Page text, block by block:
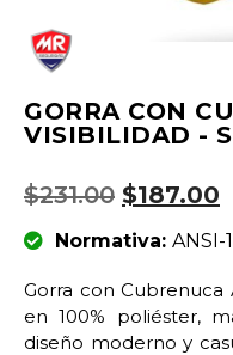
GORRA CON
VISIBILIDAD -
$231.00 $187.00
Normativa: ANSI-
Gorra con Cubrenuca
en 100% poliéster,
diseño moderno y